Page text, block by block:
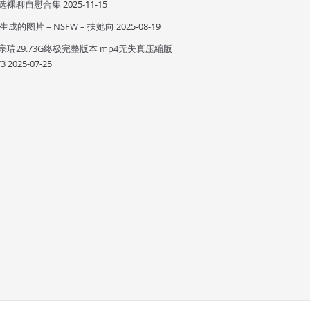
裸聊自慰合集2025-11-15
成的图片 – NSFW – 扶她向 2025-08-19
瑞29.73G终极完整版本 mp4无失真压縮版
2025-07-25